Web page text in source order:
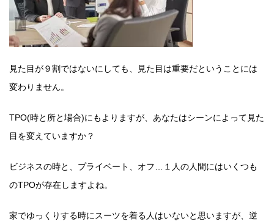
見た目が９割ではないにしても、見た目は重要だということには
変わりません。
TPO(時と所と場合)にもよりますが、あなたはシーンによって見た
目を変えていますか？
ビジネスの時と、プライベート、オフ…１人の人間にはいくつも
のTPOが存在しますよね。
家でゆっくりする時にスーツを着る人はいないと思いますが、逆